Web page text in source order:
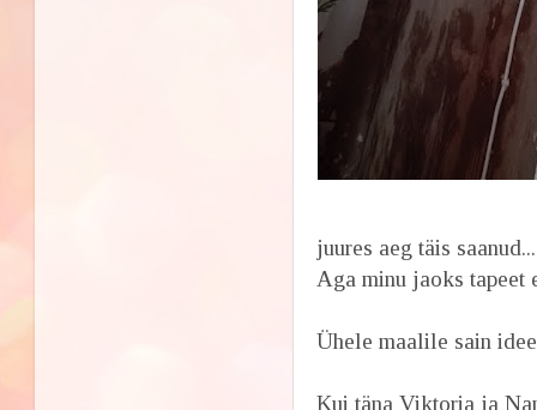
juures aeg täis
Aga minu jaoks
Ühele maalile sain
Kui täna Viktoria ja